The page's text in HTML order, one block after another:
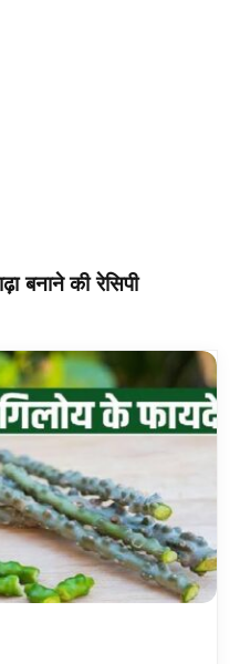
बनाने की रेसिपी